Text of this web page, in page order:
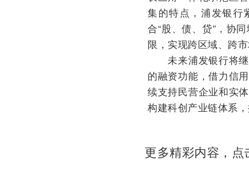
集的特点，浦发银行
合“股、债、贷”，协
限，实现跨区域、跨
未来浦发银行将继
的融资功能，借力信
续支持民营企业和实
构建科创产业链体系
更多精彩内容，点